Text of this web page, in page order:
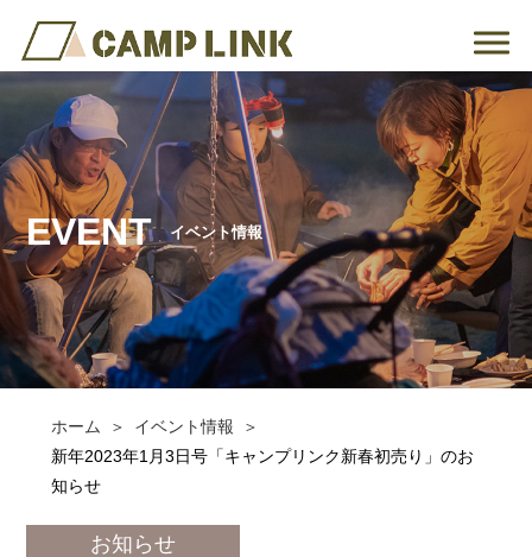
EVENT イベント情報
ホーム
イベント情報
新年2023年1月3日号「キャンプリンク新春初売り」のお
知らせ
お知らせ